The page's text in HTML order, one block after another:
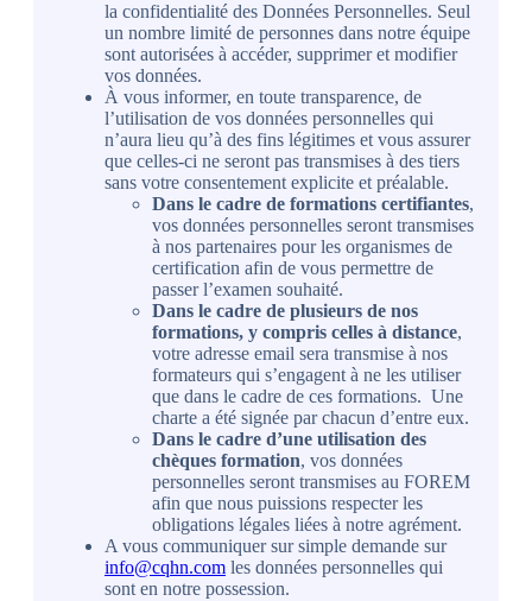
la confidentialité des Données Personnelles. Seul
un nombre limité de personnes dans notre équipe
sont autorisées à accéder, supprimer et modifier
vos données.
À vous informer, en toute transparence, de
l’utilisation de vos données personnelles qui
n’aura lieu qu’à des fins légitimes et vous assurer
que celles-ci ne seront pas transmises à des tiers
sans votre consentement explicite et préalable.
Dans le cadre de formations certifiantes,
vos données personnelles seront transmises
à nos partenaires pour les organismes de
certification afin de vous permettre de
passer l’examen souhaité.
Dans le cadre de plusieurs de nos
formations, y compris celles à distance,
votre adresse email sera transmise à nos
formateurs qui s’engagent à ne les utiliser
que dans le cadre de ces formations. Une
charte a été signée par chacun d’entre eux.
Dans le cadre d’une utilisation des
chèques formation, vos données
personnelles seront transmises au FOREM
afin que nous puissions respecter les
obligations légales liées à notre agrément.
A vous communiquer sur simple demande sur
info@cqhn.com les données personnelles qui
sont en notre possession.